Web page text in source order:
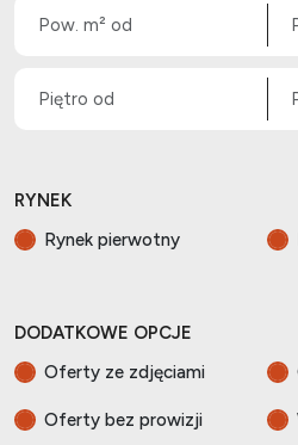
RYNEK
Rynek pierwotny
DODATKOWE OPCJE
Oferty ze zdjęciami
Oferty bez prowizji